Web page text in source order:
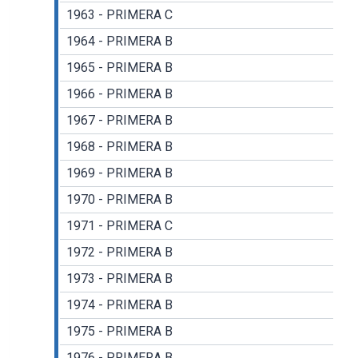
1963 - PRIMERA C
1964 - PRIMERA B
1965 - PRIMERA B
1966 - PRIMERA B
1967 - PRIMERA B
1968 - PRIMERA B
1969 - PRIMERA B
1970 - PRIMERA B
1971 - PRIMERA C
1972 - PRIMERA B
1973 - PRIMERA B
1974 - PRIMERA B
1975 - PRIMERA B